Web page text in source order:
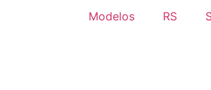
Modelos RS